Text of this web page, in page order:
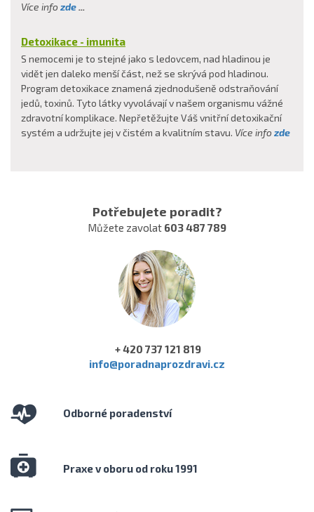
Více info zde...
Detoxikace - imunita
S nemocemi je to stejné jako s ledovcem, nad hladinou je
vidět jen daleko menší část, než se skrývá pod hladinou.
Program detoxikace znamená zjednodušeně odstraňování
jedů, toxinů. Tyto látky vyvolávají v našem organismu vážné
zdravotní komplikace. Nepřetěžujte Váš vnitřní detoxikační
systém a udržujte jej v čistém a kvalitním stavu. Více info zde
Potřebujete poradit?
Můžete zavolat 603 487 789
+ 420 737 121 819
info@poradnaprozdravi.cz
Odborné poradenství
Praxe v oboru od roku 1991